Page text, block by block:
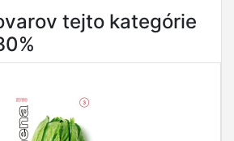
tejto kategórie